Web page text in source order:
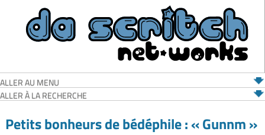
ALLER AU MENU
ALLER À LA RECHERCHE
Petits bonheurs de bédéphile : « Gunnm »